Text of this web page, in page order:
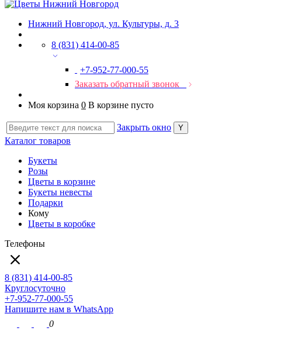
Нижний Новгород, ул. Культуры, д. 3
8 (831) 414-00-85
+7-952-77-000-55
Заказать обратный звонок
Моя корзина 0 В корзине пусто
Закрыть окно
Каталог товаров
Букеты
Розы
Цветы в корзине
Букеты невесты
Подарки
Кому
Цветы в коробке
Телефоны
8 (831) 414-00-85
Круглосуточно
+7-952-77-000-55
Напишите нам в WhatsApp
0